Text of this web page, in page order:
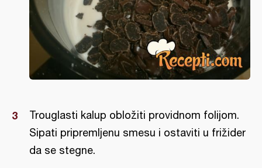
Trouglasti kalup obložiti providnom folijom.
Sipati pripremljenu smesu i ostaviti u frižider
da se stegne.